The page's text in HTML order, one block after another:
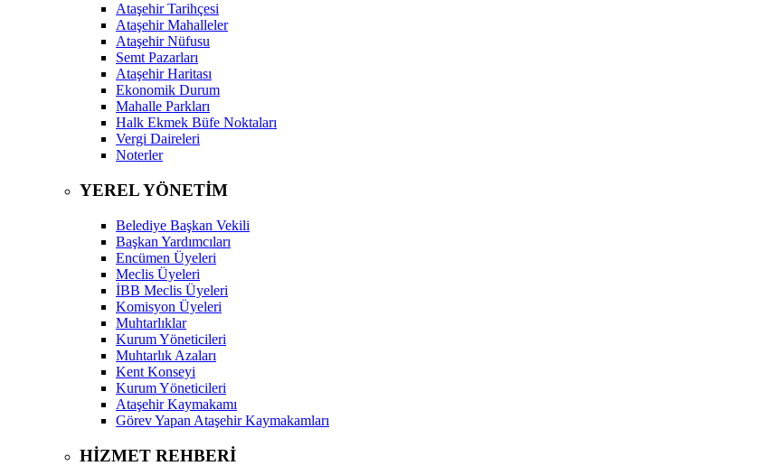
Ataşehir Tarihçesi
Ataşehir Mahalleler
Ataşehir Nüfusu
Semt Pazarları
Ataşehir Haritası
Ekonomik Durum
Mahalle Parkları
Halk Ekmek Büfe Noktaları
Vergi Daireleri
Noterler
YEREL YÖNETİM
Belediye Başkan Vekili
Başkan Yardımcıları
Encümen Üyeleri
Meclis Üyeleri
İBB Meclis Üyeleri
Komisyon Üyeleri
Muhtarlıklar
Kurum Yöneticileri
Muhtarlık Azaları
Kent Konseyi
Kurum Yöneticileri
Ataşehir Kaymakamı
Görev Yapan Ataşehir Kaymakamları
HİZMET REHBERİ